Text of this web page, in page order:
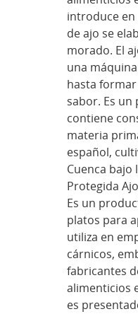
introduce en
de ajo se
morado. El
una
hasta
sabor. Es
contiene
materia
español,
Cuenca bajo
Protegida
Es un
platos para
utiliza en
cárnicos,
fabricantes
alimenticios
es